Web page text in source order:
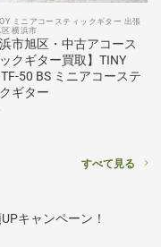
ミニアコースティックギター 出張
区 横浜市
浜市旭区・中古アコース
クギター買取】TINY
TF-50 BS ミニアコーステ
ギター
すべて見る
キャンペーン！